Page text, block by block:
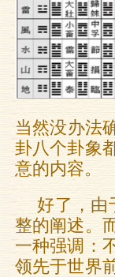
当然没办法
卦八个卦象
意的内容。
好了，由
整的阐述。
一种强调：
领先于世界